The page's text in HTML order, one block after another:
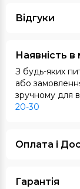
Відгуки
Наявність в
З будь-яких
або
зручному для
20-30
Оплата i
Гарантія